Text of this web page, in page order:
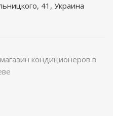
41, Украина
кондиционеров в